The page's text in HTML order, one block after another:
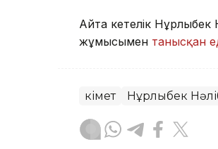
Айта кетелік
жұмысымен танысқан
Үкімет Нұрлыбек